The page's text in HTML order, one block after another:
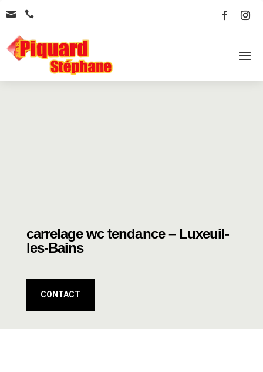
 
carrelage wc tendance – Luxeuil-
les-Bains
CONTACT